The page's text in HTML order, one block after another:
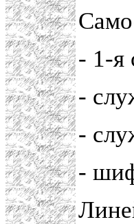
- 1-я
-
-
-